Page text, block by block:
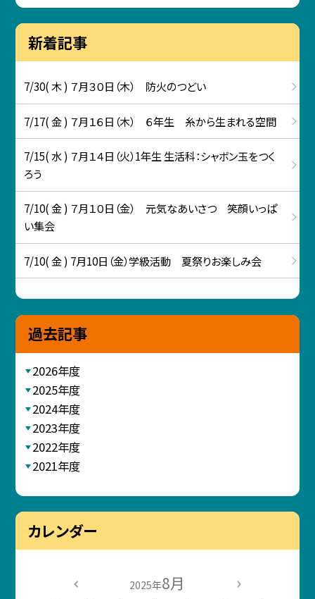
新着記事
7/30( 木 ) ７月３０日（木） 防火のつどい
7/17( 金 ) ７月１６日（木） ６年生 糸から生まれる空間
7/15( 水 ) ７月１４日（火）1年生 生活科：シャボン玉をつく
ろう
7/10( 金 ) ７月１０日（金） 元気なあいさつ 笑顔いっぱ
い集会
7/10( 金 ) 7月10日（金）学級活動 夏祭りお楽しみ会
過去記事
2026年度
2025年度
2024年度
2023年度
2022年度
2021年度
カレンダー
2025年8月